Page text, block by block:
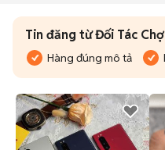
Tin đăng từ Đối Tác
Hàng đúng mô tả